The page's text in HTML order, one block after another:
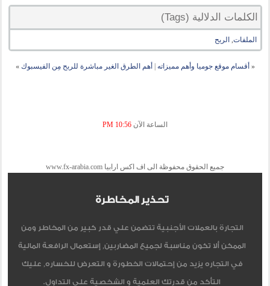
الكلمات الدلالية (Tags)
الملفات, الربح
« أقسام موقع جوميا وأهم مميزاته أهم الطرق الغير مباشرة للربح مِن الفيسبوك »
الساعة الآن 10:56 PM
جميع الحقوق محفوظة الى اف اكس ارابيا www.fx-arabia.com
تحذير المخاطرة
التجارة بالعملات الأجنبية تتضمن علي قدر كبير من المخاطر ومن
الممكن ألا تكون مناسبة لجميع المضاربين, إستعمال الرافعة المالية
في التجاره يزيد من إحتمالات الخطورة و التعرض للخساره, عليك
التأكد من قدرتك العلمية و الشخصية على التداول.